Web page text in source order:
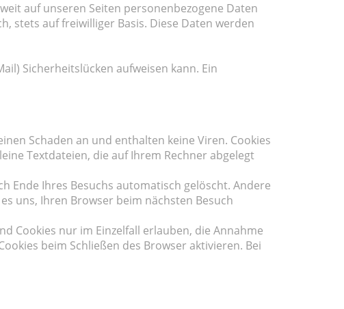
auf unseren Seiten personenbezogene Daten
stets auf freiwilliger Basis. Diese Daten werden
Sicherheitslücken aufweisen kann. Ein
Schaden an und enthalten keine Viren. Cookies
Textdateien, die auf Ihrem Rechner abgelegt
Ende Ihres Besuchs automatisch gelöscht. Andere
uns, Ihren Browser beim nächsten Besuch
Cookies nur im Einzelfall erlauben, die Annahme
beim Schließen des Browser aktivieren. Bei